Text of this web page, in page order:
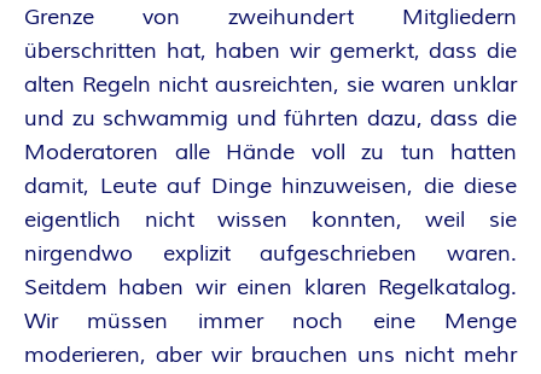
Grenze von zweihundert Mitgliedern
überschritten hat, haben wir gemerkt, dass die
alten Regeln nicht ausreichten, sie waren unklar
und zu schwammig und führten dazu, dass die
Moderatoren alle Hände voll zu tun hatten
damit, Leute auf Dinge hinzuweisen, die diese
eigentlich nicht wissen konnten, weil sie
nirgendwo explizit aufgeschrieben waren.
Seitdem haben wir einen klaren Regelkatalog.
Wir müssen immer noch eine Menge
moderieren, aber wir brauchen uns nicht mehr